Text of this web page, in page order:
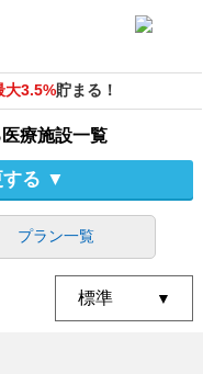
大3.5%貯まる！
医療施設一覧
る ▼
プラン一覧